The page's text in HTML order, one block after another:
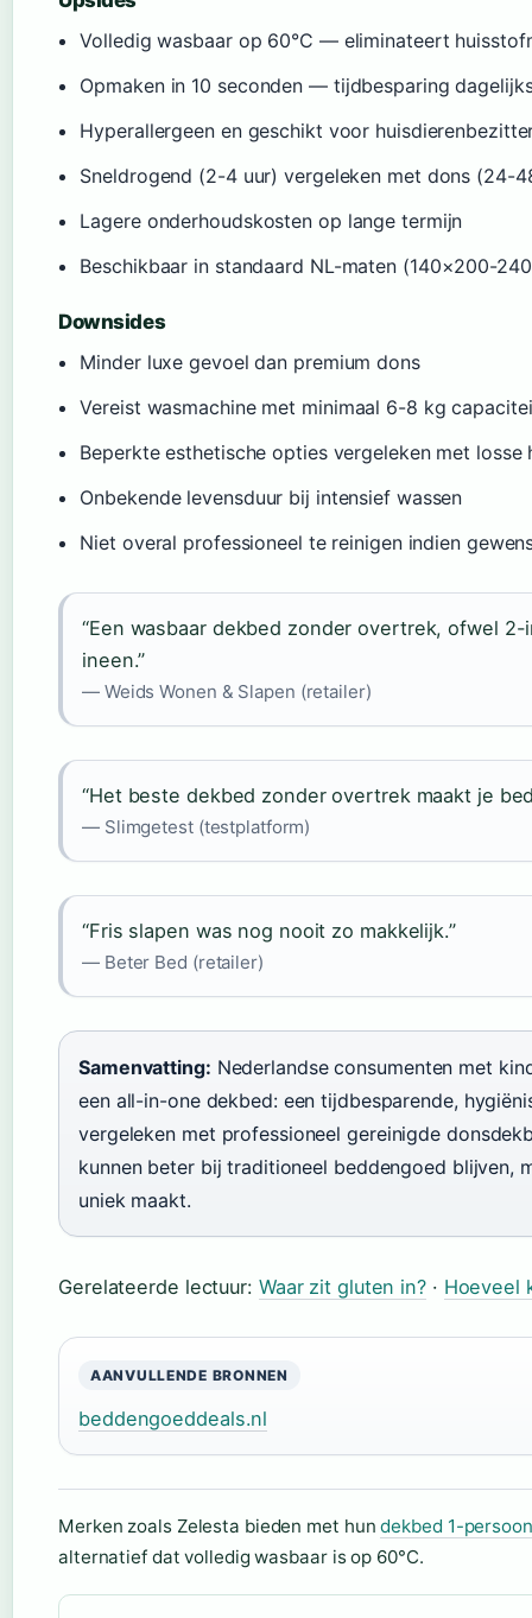
Volledig wasbaar op 60°C — eliminateert
Opmaken in 10 seconden — tijdbesparing
Hyperallergeen en geschikt voor
Sneldrogend (2-4 uur) vergeleken met dons (24-
Lagere onderhoudskosten op lange termijn
Beschikbaar in standaard NL-maten (140×200-
Downsides
Minder luxe gevoel dan premium dons
Vereist wasmachine met minimaal 6-8 kg
Beperkte esthetische opties vergeleken met losse
Onbekende levensduur bij intensief wassen
Niet overal professioneel te reinigen indien
“Een wasbaar dekbed zonder overtrek, ofwel
ineen.”
— Weids Wonen & Slapen (retailer)
“Het beste dekbed zonder overtrek maakt je
— Slimgetest (testplatform)
“Fris slapen was nog nooit zo makkelijk.”
— Beter Bed (retailer)
Samenvatting: Nederlandse consumenten met
een all-in-one dekbed: een tijdbesparende,
vergeleken met professioneel gereinigde
kunnen beter bij traditioneel beddengoed blijven,
uniek maakt.
Gerelateerde lectuur: Waar zit gluten in?· Hoeveel
AANVULLENDE BRONNEN
beddengoeddeals.nl
Merken zoals Zelesta bieden met hundekbed 1-
alternatief dat volledig wasbaar is op 60°C.